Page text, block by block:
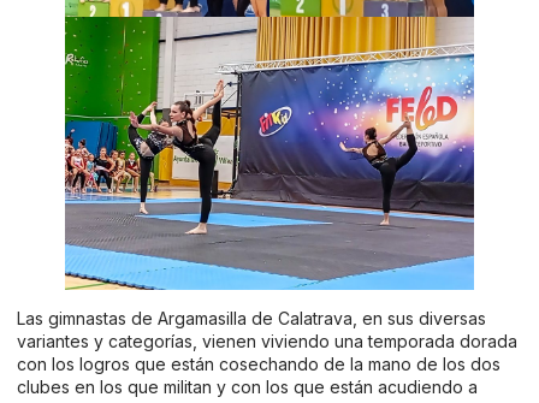
Las gimnastas de Argamasilla de Calatrava, en sus diversas
variantes y categorías, vienen viviendo una temporada dorada
con los logros que están cosechando de la mano de los dos
clubes en los que militan y con los que están acudiendo a